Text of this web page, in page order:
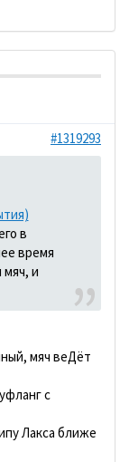
#1319293
в
время
и
мяч веДёт
с
Лакса ближе